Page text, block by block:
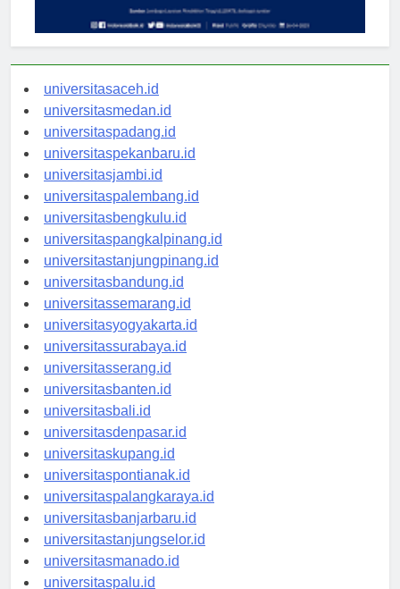
universitasaceh.id
universitasmedan.id
universitaspadang.id
universitaspekanbaru.id
universitasjambi.id
universitaspalembang.id
universitasbengkulu.id
universitaspangkalpinang.id
universitastanjungpinang.id
universitasbandung.id
universitassemarang.id
universitasyogyakarta.id
universitassurabaya.id
universitasserang.id
universitasbanten.id
universitasbali.id
universitasdenpasar.id
universitaskupang.id
universitaspontianak.id
universitaspalangkaraya.id
universitasbanjarbaru.id
universitastanjungselor.id
universitasmanado.id